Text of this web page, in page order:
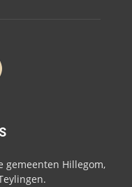
gemeenten Hillegom,